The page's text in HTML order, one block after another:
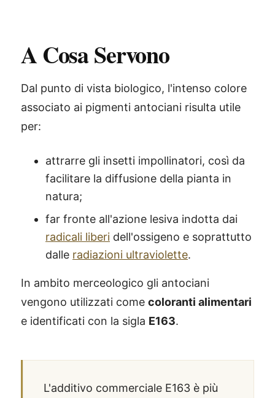
A Cosa Servono
Dal punto di vista biologico, l'intenso colore
associato ai pigmenti antociani risulta utile
per:
attrarre gli insetti impollinatori, così da
facilitare la diffusione della pianta in
natura;
far fronte all'azione lesiva indotta dai
radicali liberi dell'ossigeno e soprattutto
dalle radiazioni ultraviolette.
In ambito merceologico gli antociani
vengono utilizzati come coloranti alimentari
e identificati con la sigla E163.
L'additivo commerciale E163 è più